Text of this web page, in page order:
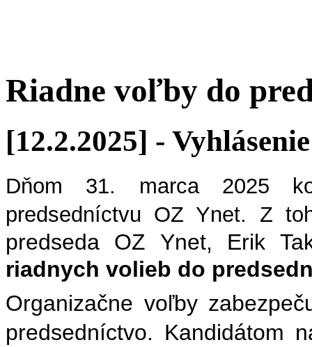
Riadne voľby do
[12.2.2025] -
Dňom 31. marca 2025
predsedníctvu OZ Ynet. Z
predseda OZ Ynet, Erik
riadnych volieb do
Organizačne voľby
predsedníctvo. Kandidátom